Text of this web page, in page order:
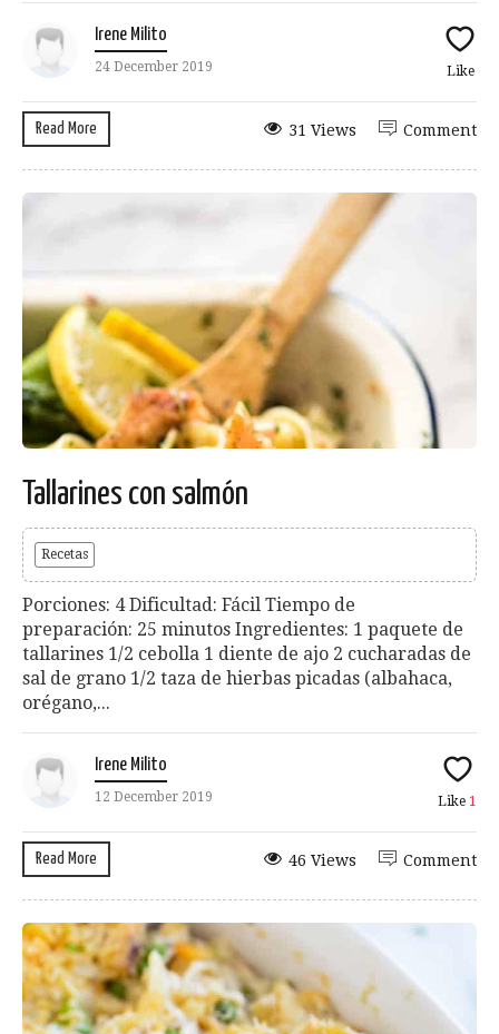
Irene Milito
24 December 2019 Like
Read More Comment
31 Views
Tallarines con salmón
Recetas
Porciones: 4 Dificultad: Fácil Tiempo de
preparación: 25 minutos Ingredientes: 1 paquete de
tallarines 1/2 cebolla 1 diente de ajo 2 cucharadas de
sal de grano 1/2 taza de hierbas picadas (albahaca,
orégano,...
Irene Milito
12 December 2019 Like 1
Read More Comment
46 Views